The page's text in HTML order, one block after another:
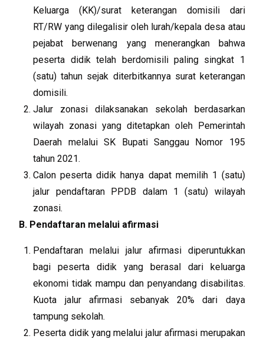
Keluarga (KK)/surat keterangan domisili dari
RT/RW yang dilegalisir oleh lurah/kepala desa atau
pejabat berwenang yang menerangkan bahwa
peserta didik telah berdomisili paling singkat 1
(satu) tahun sejak diterbitkannya surat keterangan
domisili.
Jalur zonasi dilaksanakan sekolah berdasarkan
wilayah zonasi yang ditetapkan oleh Pemerintah
Daerah melalui SK Bupati Sanggau Nomor 195
tahun 2021.
Calon peserta didik hanya dapat memilih 1 (satu)
jalur pendaftaran PPDB dalam 1 (satu) wilayah
zonasi.
B. Pendaftaran melalui afirmasi
Pendaftaran melalui jalur afirmasi diperuntukkan
bagi peserta didik yang berasal dari keluarga
ekonomi tidak mampu dan penyandang disabilitas.
Kuota jalur afirmasi sebanyak 20% dari daya
tampung sekolah.
Peserta didik yang melalui jalur afirmasi merupakan